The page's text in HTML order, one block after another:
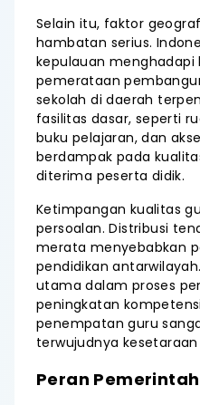
Selain itu, faktor
hambatan serius.
kepulauan menghadapi
pemerataan
sekolah di daerah
fasilitas dasar, seperti
buku pelajaran, dan
berdampak pada
diterima peserta didik.
Ketimpangan kualitas
persoalan. Distribusi
merata menyebabkan
pendidikan
utama dalam proses
peningkatan
penempatan guru
terwujudnya
Peran